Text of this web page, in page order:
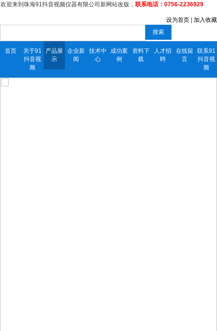
欢迎来到珠海91抖音视频仪器有限公司新网站改版， 联系电话：0756-2236929
设为首页
加入收藏
搜索
首页
关于91
抖音视
频
产品展
示
企业新
闻
技术中
心
成功案
例
资料下
载
人才招
聘
在线留
言
联系91
抖音视
频